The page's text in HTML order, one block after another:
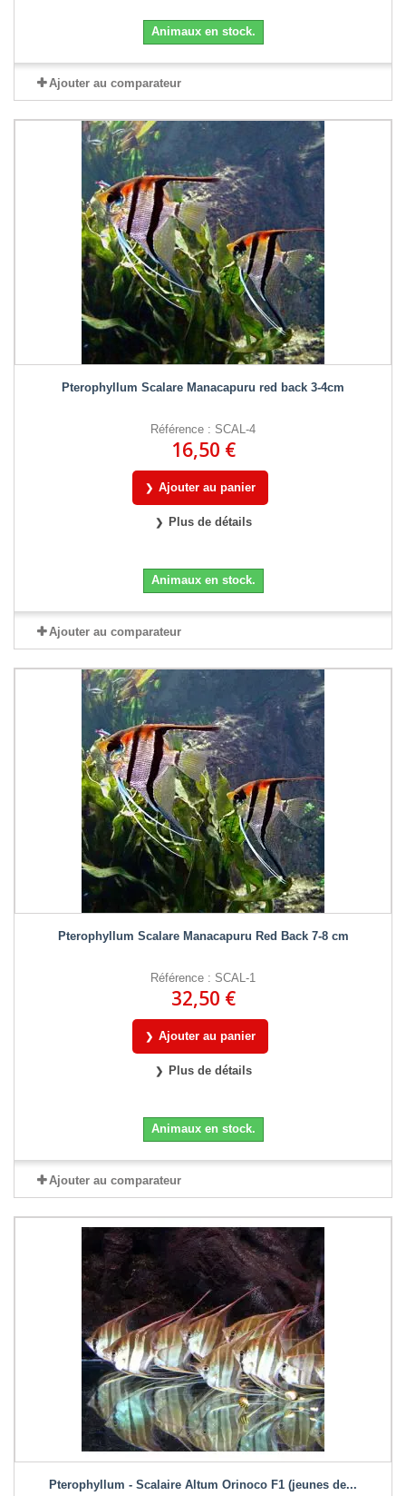
Animaux en stock.
Ajouter au comparateur
Pterophyllum Scalare Manacapuru red back 3-4cm
Référence : SCAL-4
16,50 €
Ajouter au panier
Plus de détails
Animaux en stock.
Ajouter au comparateur
Pterophyllum Scalare Manacapuru Red Back 7-8 cm
Référence : SCAL-1
32,50 €
Ajouter au panier
Plus de détails
Animaux en stock.
Ajouter au comparateur
Pterophyllum - Scalaire Altum Orinoco F1 (jeunes de...